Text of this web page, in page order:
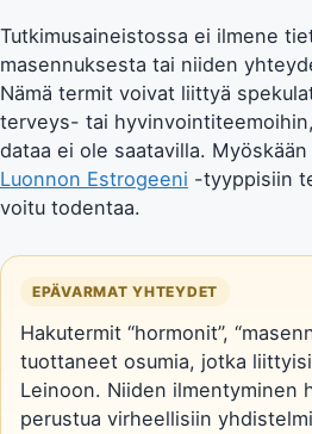
Tutkimusaineistossa ei ilmene
masennuksesta tai niiden
Nämä termit voivat liittyä
terveys- tai
dataa ei ole saatavilla.
Luonnon Estrogeeni -tyyppisiin
voitu todentaa.
EPÄVARMAT YHTEYDET
Hakutermit “hormonit”,
tuottaneet osumia, jotka
Leinoon. Niiden ilmentyminen
perustua virheellisiin